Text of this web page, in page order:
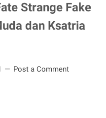
Strange Fake
dan Ksatria
Post a Comment